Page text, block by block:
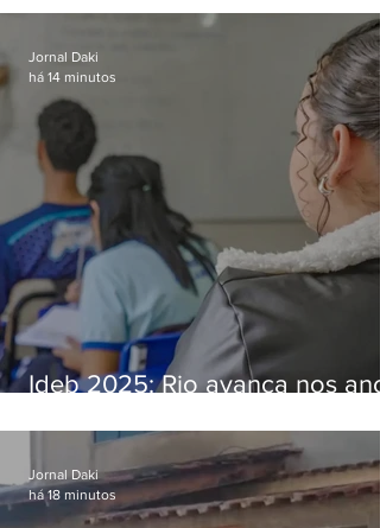
Bangu
Ideb 2025: Rio avança nos
nacional
Jornal Daki
há 14 minutos
Jornal Daki
há 18 minutos